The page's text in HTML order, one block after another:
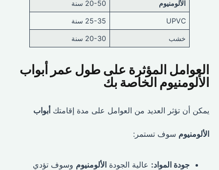
الألومنيوم 20-50 سنة
UPVC 25-35 سنة
خشب 20-30 سنة
العوامل المؤثرة على طول عمر أبواب
الألومنيوم الخاصة بك
يمكن أن تؤثر العديد من العوامل على مدة إقامتكأبواب
الألومنيومسوف تستمر:
جودة المواد:عالية الجودةالألومنيوموسوف تؤدي